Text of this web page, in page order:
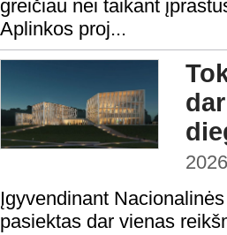
greičiau nei taikant
Aplinkos proj...
Įgyvendinant
pasiektas dar vienas